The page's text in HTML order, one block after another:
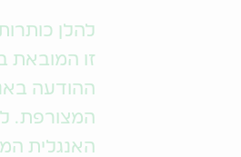
זו המובאת
ההודעה
המצורפת.
האנגלית